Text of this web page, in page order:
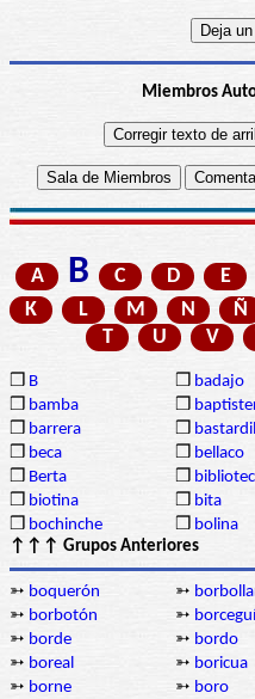
Miembros
A B C D E
K
L M N Ñ
T
U V
❒ B ❒ badajo
❒ bamba ❒
❒ barrera ❒
❒ beca ❒ bellaco
❒ Berta ❒
❒ biotina ❒ bita
❒ bochinche ❒ bolina
↑↑↑ Grupos Anteriores
➳ boquerón ➳
➳ borbotón ➳ borceguí
➳ borde ➳ bordo
➳ boreal ➳ boricua
➳ borne ➳ boro